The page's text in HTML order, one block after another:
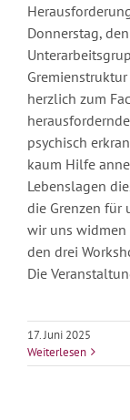
Donnerstag,
herzlich zum
psychisch
kaum Hilfe
Lebenslagen
die Grenzen für
wir uns widmen
den drei
Die
17. Juni 2025
Weiterlesen